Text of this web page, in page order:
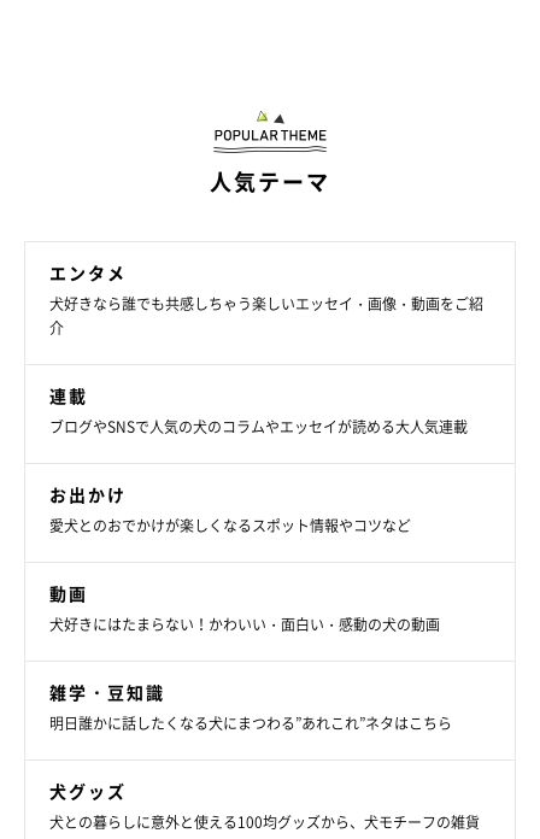
でご投稿いただいた素敵な写真・動画を紹介しています。
文／二宮ねこむ
人気テーマ
エンタメ
犬好きなら誰でも共感しちゃう楽しいエッセイ・画像・動画をご紹
介
連載
ブログやSNSで人気の犬のコラムやエッセイが読める大人気連載
お出かけ
愛犬とのおでかけが楽しくなるスポット情報やコツなど
動画
犬好きにはたまらない！かわいい・面白い・感動の犬の動画
雑学・豆知識
明日誰かに話したくなる犬にまつわる”あれこれ”ネタはこちら
犬グッズ
犬との暮らしに意外と使える100均グッズから、犬モチーフの雑貨